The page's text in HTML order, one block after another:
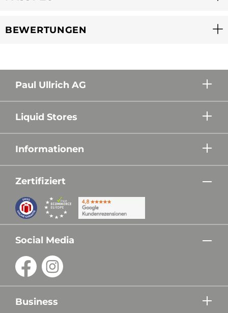
BEWERTUNGEN
Paul Ullrich AG
Liquid Stores
Informationen
Zertifiziert
Social Media
Business